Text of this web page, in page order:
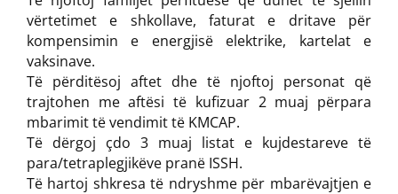
vërtetimet e shkollave, faturat e dritave për
kompensimin e energjisë elektrike, kartelat e
vaksinave.
Të përditësoj aftet dhe të njoftoj personat që
trajtohen me aftësi të kufizuar 2 muaj përpara
mbarimit të vendimit të KMCAP.
Të dërgoj çdo 3 muaj listat e kujdestareve të
para/tetraplegjikëve pranë ISSH.
Të hartoj shkresa të ndryshme për mbarëvajtjen e